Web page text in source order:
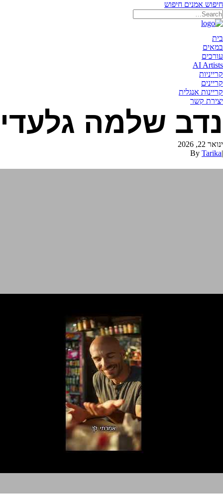
חיפוש אמנים חיפוש
בית
במאים
עורכים
AI Artists
קרייניות
קריינים
קריינות אנגלית
יצירת קשר
נדב שלמה גלעדי
ינואר 22, 2026
|
By Tarika